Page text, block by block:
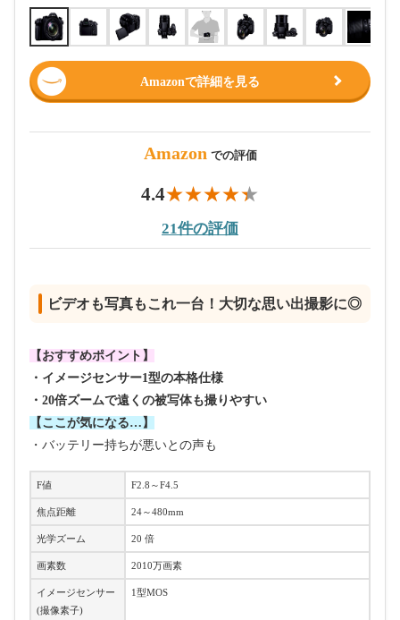
Amazonで詳細を見る
Amazon での評価
4.4
21件の評価
ビデオも写真もこれ一台！大切な思い出撮影に◎
【おすすめポイント】
・イメージセンサー1型の本格仕様
・20倍ズームで遠くの被写体も撮りやすい
【ここが気になる…】
・バッテリー持ちが悪いとの声も
F値 F2.8～F4.5
焦点距離 24～480mm
光学ズーム 20 倍
画素数 2010万画素
イメージセンサー
(撮像素子)
1型MOS